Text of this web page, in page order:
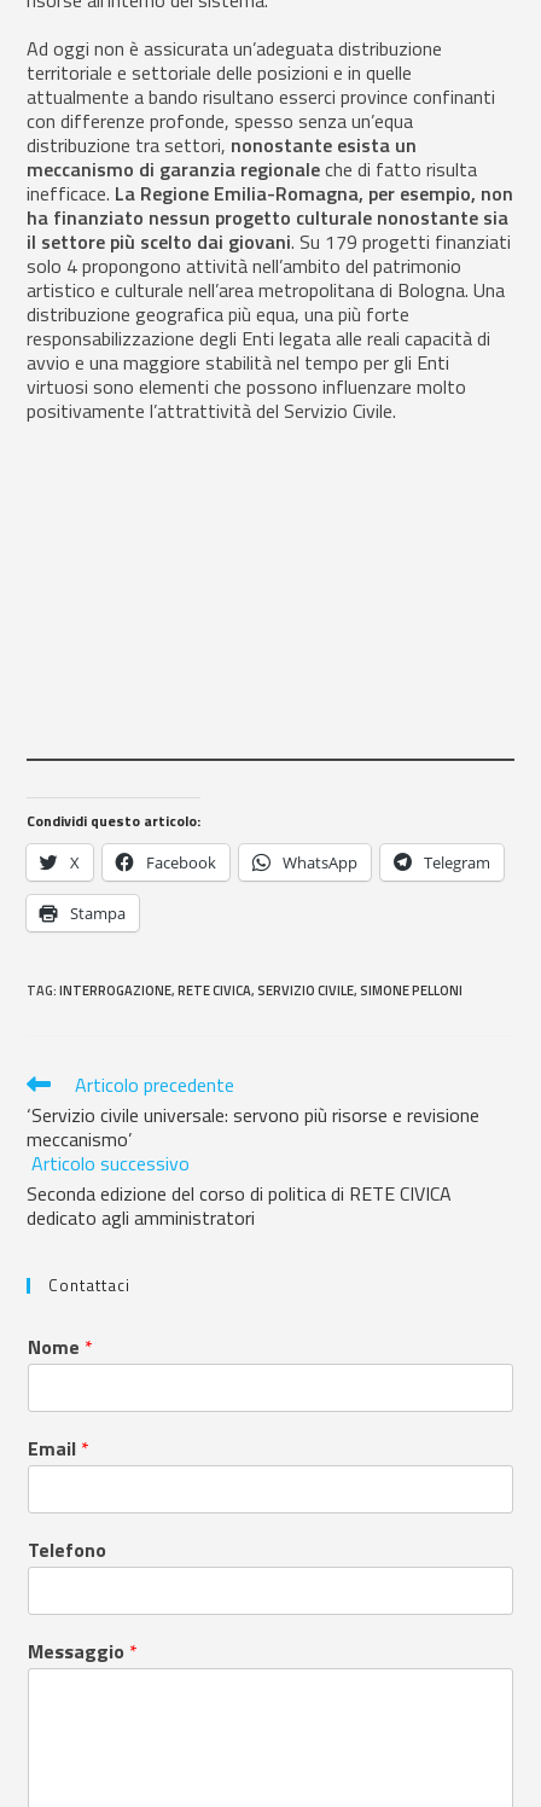
Ad oggi non è assicurata un’adeguata distribuzione
territoriale e settoriale delle posizioni e in quelle
attualmente a bando risultano esserci province confinanti
con differenze profonde, spesso senza un’equa
distribuzione tra settori, nonostante esista un
meccanismo di garanzia regionaleche di fatto risulta
inefficace. La Regione Emilia-Romagna, per esempio, non
ha finanziato nessun progetto culturale nonostante sia
il settore più scelto dai giovani. Su 179 progetti finanziati
solo 4 propongono attività nell’ambito del patrimonio
artistico e culturale nell’area metropolitana di Bologna. Una
distribuzione geografica più equa, una più forte
responsabilizzazione degli Enti legata alle reali capacità di
avvio e una maggiore stabilità nel tempo per gli Enti
virtuosi sono elementi che possono influenzare molto
positivamente l’attrattività del Servizio Civile.
Condividi questo articolo:
X Facebook WhatsApp Telegram
Stampa
TAG:INTERROGAZIONE, RETE CIVICA, SERVIZIO CIVILE, SIMONE PELLONI
Articolo precedente
‘Servizio civile universale: servono più risorse e revisione
meccanismo’
Articolo successivo
Seconda edizione del corso di politica di RETE CIVICA
dedicato agli amministratori
Contattaci
Nome *
Email *
Telefono
Messaggio *